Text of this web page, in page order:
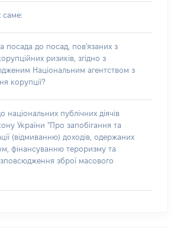
саме:
посада до посад, пов'язаних з
ризиків, згідно з
Національним агентством з
корупції?
національних публічних діячів
України "Про запобігання та
(відмиванню) доходів, одержаних
фінансуванню тероризму та
зброї масового